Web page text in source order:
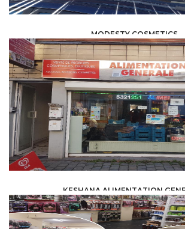
MODESTY COSMETICS
AGRO-ALIMENTAIRE /COMMERCE/
KESHANA ALIMENTATION
AGRO-ALIMENTAIRE /COMMERCE/